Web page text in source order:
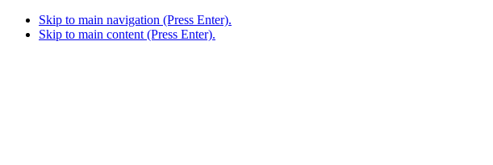
Skip to main navigation (Press Enter).
Skip to main content (Press Enter).